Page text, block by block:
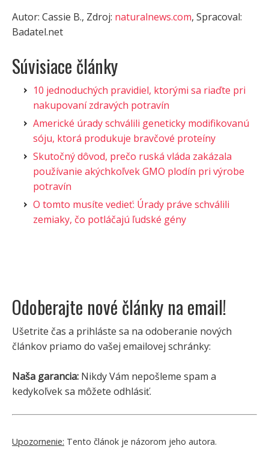
Autor: Cassie B., Zdroj: naturalnews.com, Spracoval:
Badatel.net
Súvisiace články
10 jednoduchých pravidiel, ktorými sa riaďte pri
nakupovaní zdravých potravín
Americké úrady schválili geneticky modifikovanú
sóju, ktorá produkuje bravčové proteíny
Skutočný dôvod, prečo ruská vláda zakázala
používanie akýchkoľvek GMO plodín pri výrobe
potravín
O tomto musíte vedieť: Úrady práve schválili
zemiaky, čo potláčajú ľudské gény
Odoberajte nové články na email!
Ušetrite čas a prihláste sa na odoberanie nových
článkov priamo do vašej emailovej schránky:
Naša garancia: Nikdy Vám nepošleme spam a
kedykoľvek sa môžete odhlásiť.
Upozornenie: Tento článok je názorom jeho autora.